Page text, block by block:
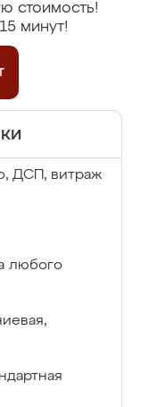
стоимость!
минут!
ДСП, витраж
любого